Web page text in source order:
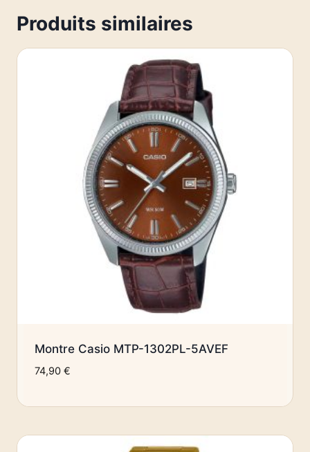
Produits similaires
Montre Casio MTP-1302PL-5AVEF
74,90 €